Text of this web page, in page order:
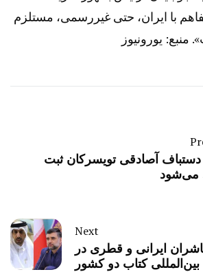
با ایران، حتی غیررسمی، مستلزم
منبع: یورونیوز
آصادقی تویسرکان ثبت
می‌شود
Next
ایرانی و قطری در
کتاب دو کشور